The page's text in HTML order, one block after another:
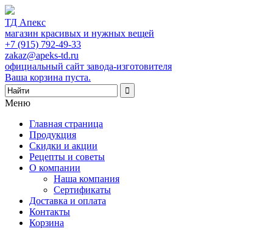
ТД Апекс
магазин красивых и нужных вещей
+7 (915) 792-49-33
zakaz@apeks-td.ru
официальный сайт завода-изготовителя
Ваша корзина пуста.
Меню
Главная страница
Продукция
Скидки и акции
Рецепты и советы
О компании
Наша компания
Сертификаты
Доставка и оплата
Контакты
Корзина